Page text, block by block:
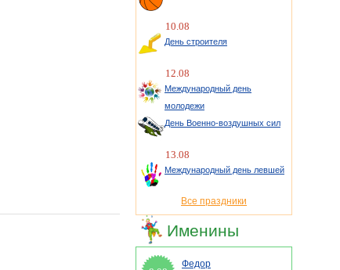
10.08
День строителя
12.08
Международный день
молодежи
День Военно-воздушных сил
13.08
Международный день левшей
Все праздники
Именины
Федор